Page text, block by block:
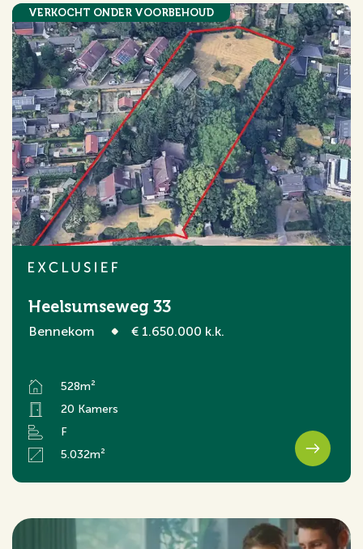
VERKOCHT ONDER VOORBEHOUD
Heelsumseweg 33
Bennekom € 1.650.000 k.k.
528m²
20 Kamers
F
5.032m²